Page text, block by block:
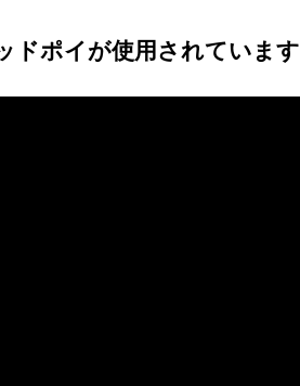
ドポイが使用されています